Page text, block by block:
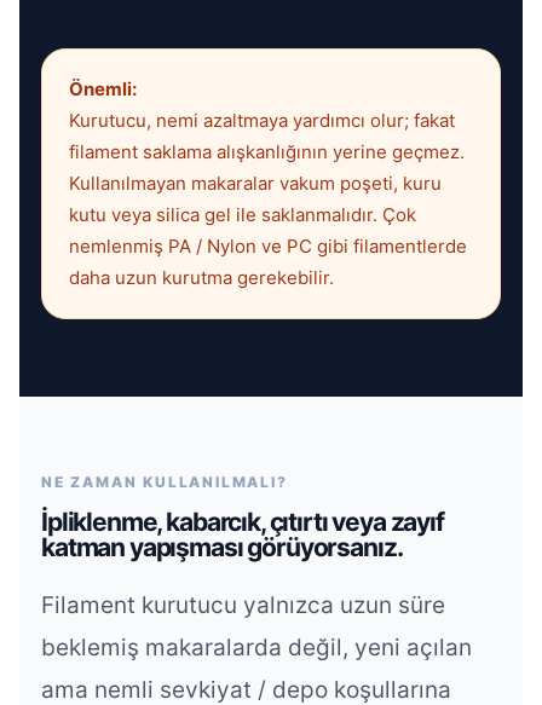
Önemli:
Kurutucu, nemi azaltmaya yardımcı olur; fakat
filament saklama alışkanlığının yerine geçmez.
Kullanılmayan makaralar vakum poşeti, kuru
kutu veya silica gel ile saklanmalıdır. Çok
nemlenmiş PA / Nylon ve PC gibi filamentlerde
daha uzun kurutma gerekebilir.
NE ZAMAN KULLANILMALI?
İpliklenme, kabarcık, çıtırtı veya zayıf
katman yapışması görüyorsanız.
Filament kurutucu yalnızca uzun süre
beklemiş makaralarda değil, yeni açılan
ama nemli sevkiyat / depo koşullarına